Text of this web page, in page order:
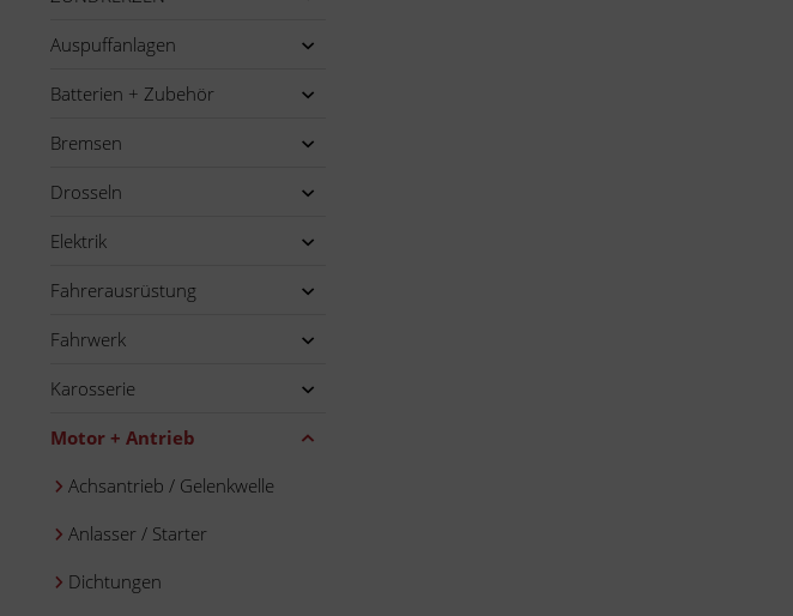
Auspuffanlagen
Batterien + Zubehör
Bremsen
Drosseln
Elektrik
Fahrerausrüstung
Fahrwerk
Karosserie
Motor + Antrieb
Achsantrieb / Gelenkwelle
Anlasser / Starter
Dichtungen